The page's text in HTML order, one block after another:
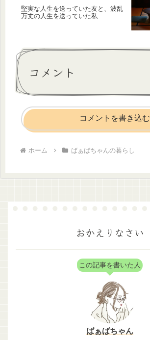
堅実な人生を送っていた友と、波乱
万丈の人生を送っていた私
コメント
コメントを書き込む
ホーム ばぁばちゃんの暮らし
おかえりなさい
この記事を書いた人
ばぁばちゃん